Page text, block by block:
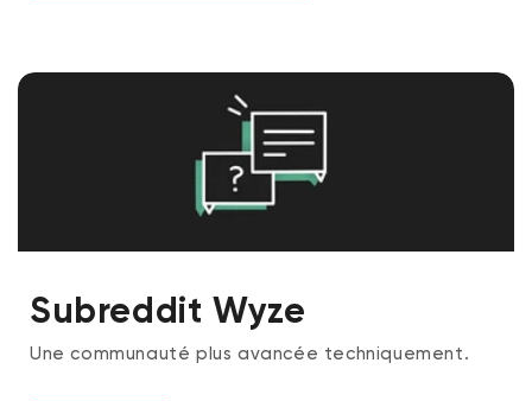
Subreddit Wyze
Une communauté plus avancée techniquement.